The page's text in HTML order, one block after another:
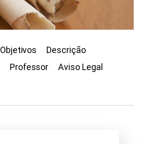
Objetivos
Descrição
Professor
Aviso Legal